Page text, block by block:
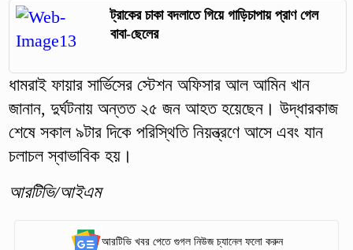
ট্রাকের চাকা বদলাতে গিয়ে গাড়িচাপায় প্রাণ গেল
বাবা-ছেলের
ধামরাই ফায়ার সার্ভিসের স্টেশন অফিসার আল আমিন খান
জানান, দুর্ঘটনায় অন্তত ২৫ জন আহত হয়েছেন। উদ্ধারকাজ
শেষে সকাল ৯টার দিকে পরিস্থিতি নিয়ন্ত্রণে আসে এবং যান
চলাচল স্বাভাবিক হয়।
আরটিভি/আইএম
আরটিভি খবর পেতে গুগল নিউজ চ্যানেল ফলো করুন